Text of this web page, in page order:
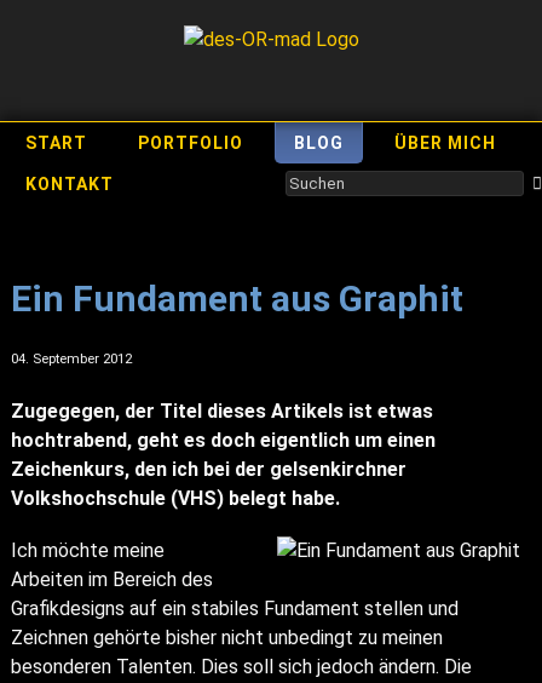
START PORTFOLIO BLOG ÜBER MICH
KONTAKT
Ein Fundament aus Graphit
04. September 2012
Zugegegen, der Titel dieses Artikels ist etwas
hochtrabend, geht es doch eigentlich um einen
Zeichenkurs, den ich bei der gelsenkirchner
Volkshochschule (VHS) belegt habe.
Ich möchte meine
Arbeiten im Bereich des
Grafikdesigns auf ein stabiles Fundament stellen und
Zeichnen gehörte bisher nicht unbedingt zu meinen
besonderen Talenten. Dies soll sich jedoch ändern. Die